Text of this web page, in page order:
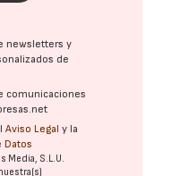
newsletters y
de
comunicaciones
Aviso Legal y la
Datos
Media, S.L.U.